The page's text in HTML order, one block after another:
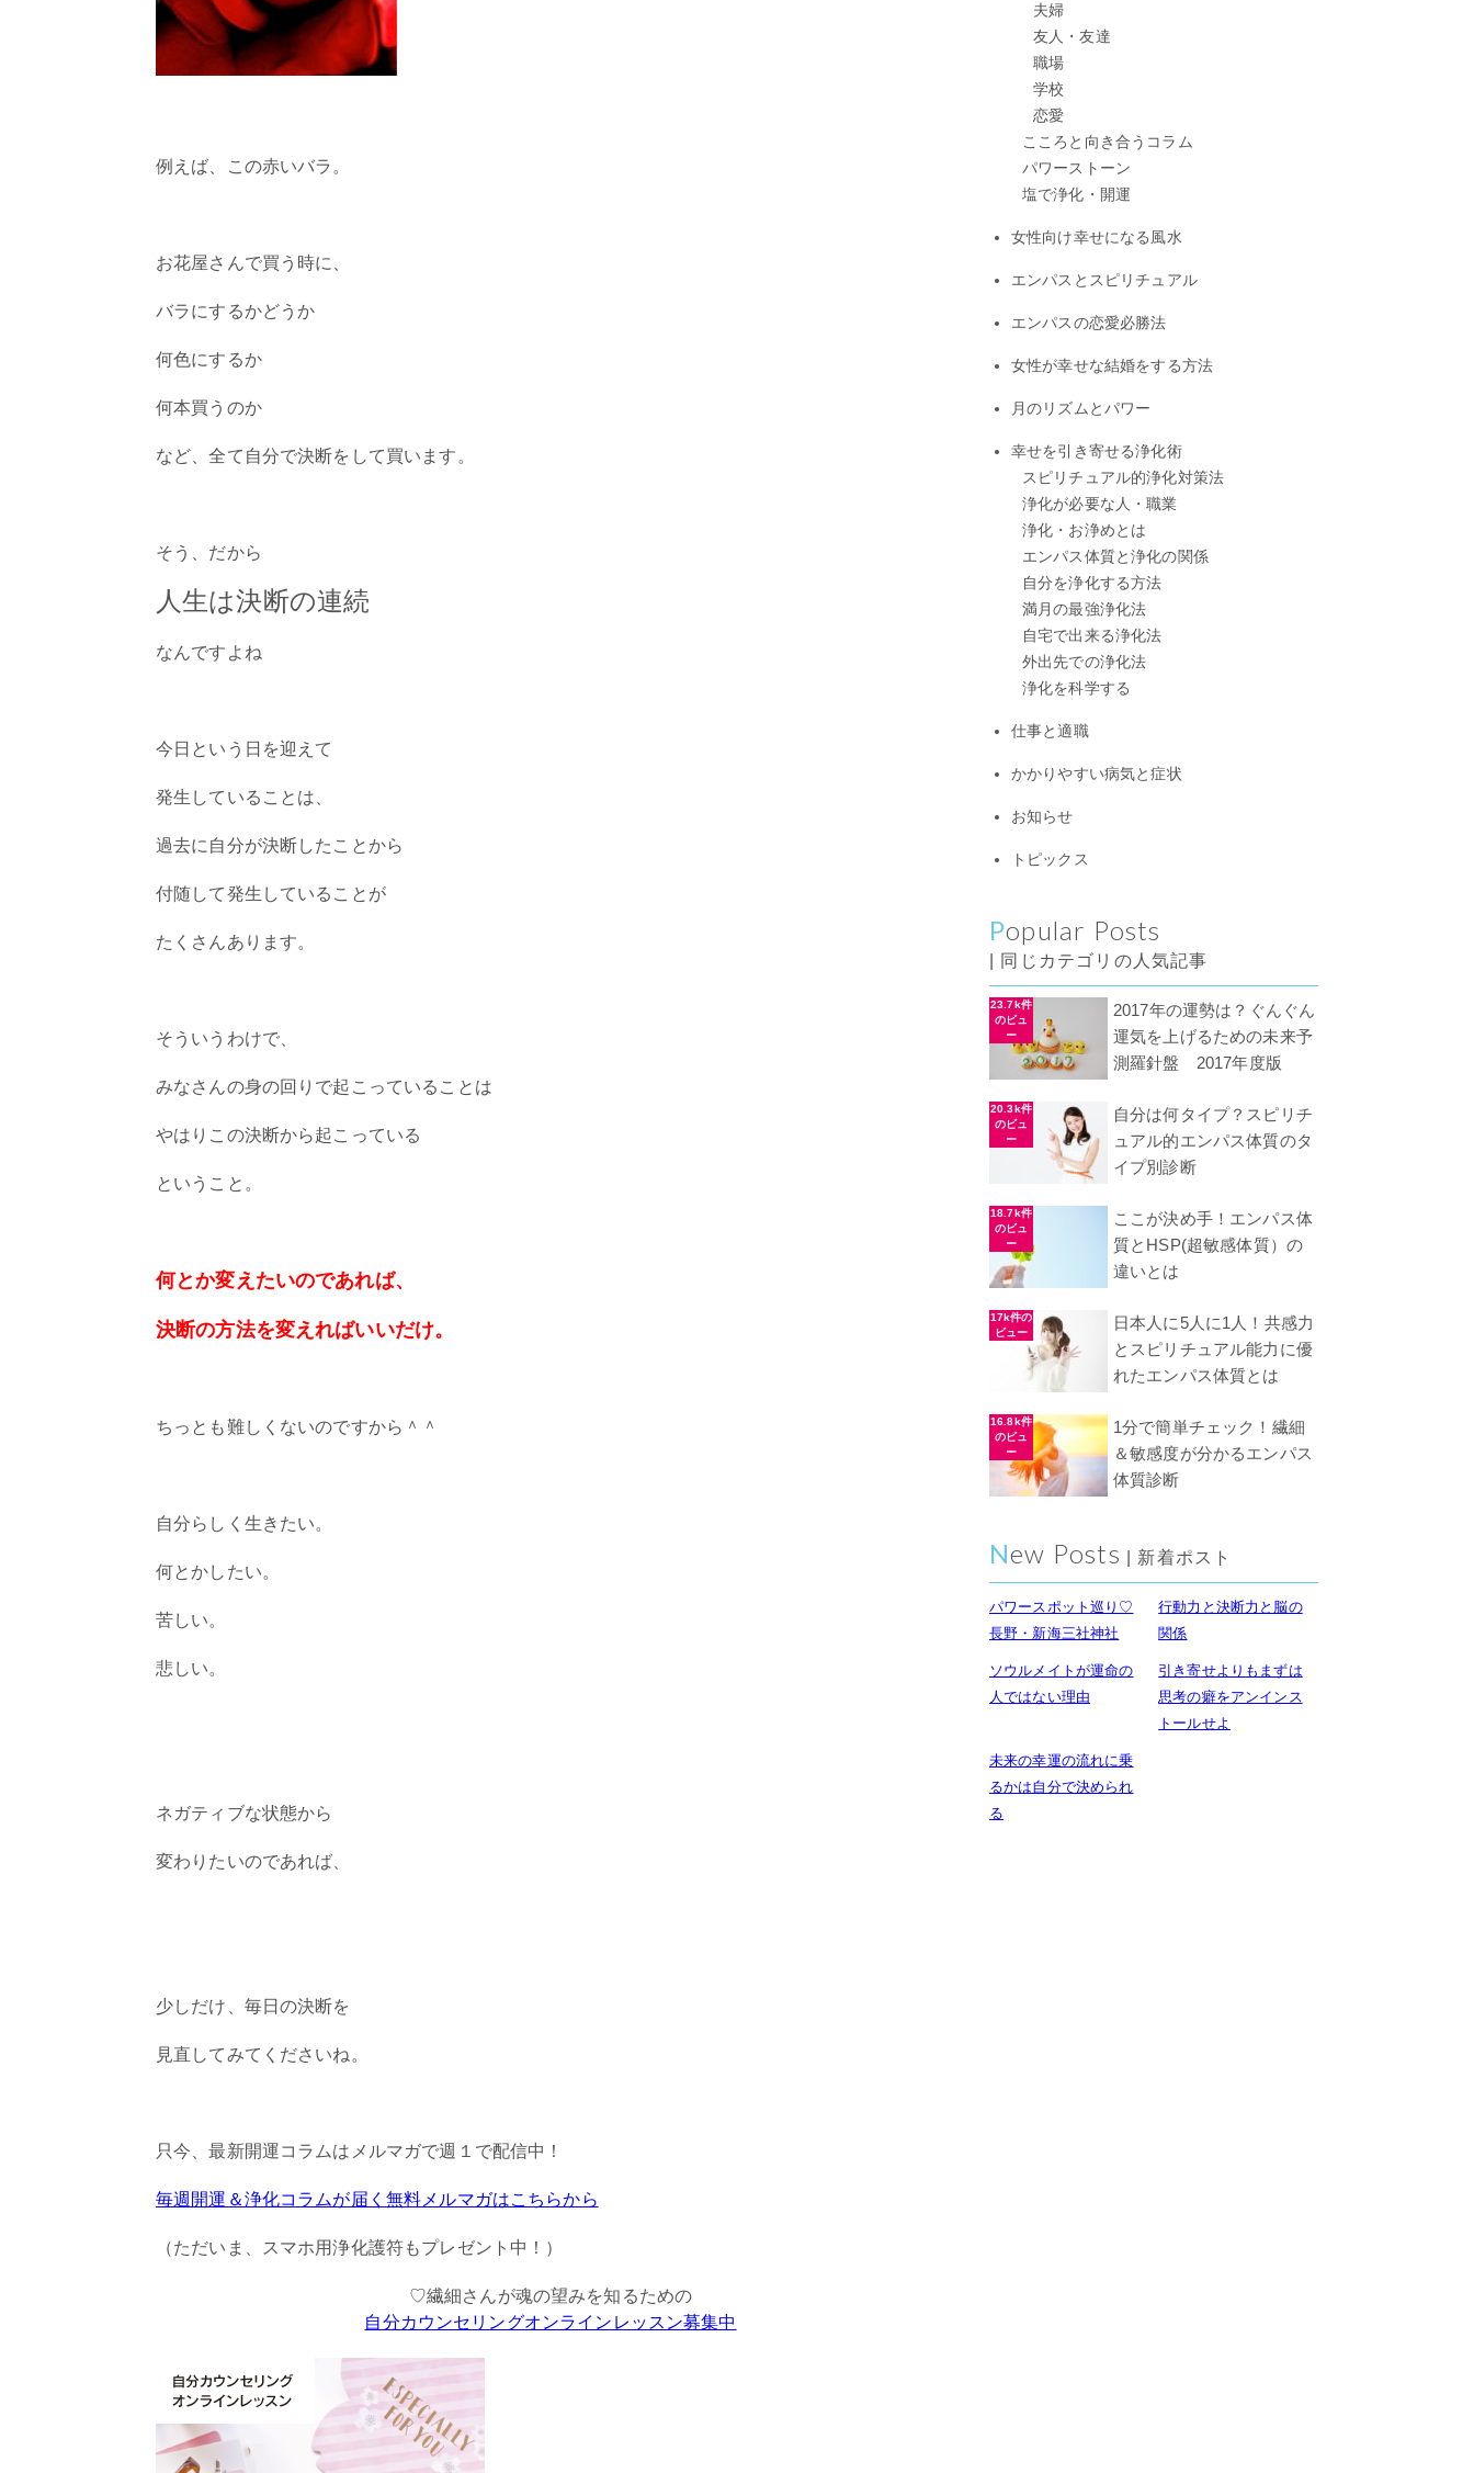
例えば、この赤いバラ。
お花屋さんで買う時に、
バラにするかどうか
何色にするか
何本買うのか
など、全て自分で決断をして買います。
そう、だから
人生は決断の連続
なんですよね
今日という日を迎えて
発生していることは、
過去に自分が決断したことから
付随して発生していることが
たくさんあります。
そういうわけで、
みなさんの身の回りで起こっていることは
やはりこの決断から起こっている
ということ。
何とか変えたいのであれば、
決断の方法を変えればいいだけ。
ちっとも難しくないのですから＾＾
自分らしく生きたい。
何とかしたい。
苦しい。
悲しい。
ネガティブな状態から
変わりたいのであれば、
少しだけ、毎日の決断を
見直してみてくださいね。
只今、最新開運コラムはメルマガで週１で配信中！
毎週開運＆浄化コラムが届く無料メルマガはこちらから
（ただいま、スマホ用浄化護符もプレゼント中！）
♡繊細さんが魂の望みを知るための
自分カウンセリングオンラインレッスン募集中
夫婦
友人・友達
職場
学校
恋愛
こころと向き合うコラム
パワーストーン
塩で浄化・開運
女性向け幸せになる風水
エンパスとスピリチュアル
エンパスの恋愛必勝法
女性が幸せな結婚をする方法
月のリズムとパワー
幸せを引き寄せる浄化術
スピリチュアル的浄化対策法
浄化が必要な人・職業
浄化・お浄めとは
エンパス体質と浄化の関係
自分を浄化する方法
満月の最強浄化法
自宅で出来る浄化法
外出先での浄化法
浄化を科学する
仕事と適職
かかりやすい病気と症状
お知らせ
トピックス
Popular Posts
| 同じカテゴリの人気記事
2017年の運勢は？ぐんぐん
運気を上げるための未来予
測羅針盤 2017年度版
23.7k件
のビュ
ー
自分は何タイプ？スピリチ
ュアル的エンパス体質のタ
イプ別診断
20.3k件
のビュ
ー
ここが決め手！エンパス体
質とHSP(超敏感体質）の
違いとは
18.7k件
のビュ
ー
日本人に5人に1人！共感力
とスピリチュアル能力に優
れたエンパス体質とは
17k件の
ビュー
1分で簡単チェック！繊細
＆敏感度が分かるエンパス
体質診断
16.8k件
のビュ
ー
New Posts | 新着ポスト
パワースポット巡り♡
長野・新海三社神社
行動力と決断力と脳の
関係
ソウルメイトが運命の
人ではない理由
引き寄せよりもまずは
思考の癖をアンインス
トールせよ
未来の幸運の流れに乗
るかは自分で決められ
る